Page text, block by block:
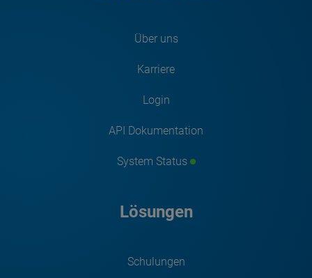
Über uns
Karriere
Login
API Dokumentation
System Status
Lösungen
Schulungen